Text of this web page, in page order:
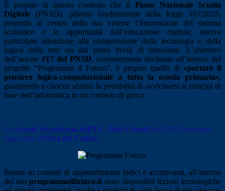
È proprio in questo contesto che il Piano Nazionale Scuola
Digitale (PNSD), pilastro fondamentale della legge 107/2015,
ponendo al centro della sua visione l’innovazione del sistema
scolastico e le opportunità dell’educazione digitale, riserva
particolare attenzione alla comprensione della tecnologia e della
logica della rete sin dai primi livelli di istruzione. L’obiettivo
dell’azione #17 del PNSD, coerentemente declinato all’interno del
progetto “Programma il Futuro”, è proprio quello di «portare il
pensiero logico-computazionale a tutta la scuola primaria»,
garantendo a ciascun alunno la possibilità di avvicinarsi ai principi di
base dell’informatica in un contesto di gioco.
La Scuola Secondaria dell'I.C. Don Chendi dal 2015 partecipa
ogni anno all'Ora del Codice
.
Basate su contesti di apprendimento ludici e accattivanti, all’interno
del sitoprogrammailfuturo.it sono disponibili lezioni tecnologiche